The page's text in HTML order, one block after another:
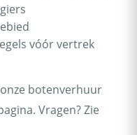
vóór vertrek
botenverhuur
Vragen? Zie